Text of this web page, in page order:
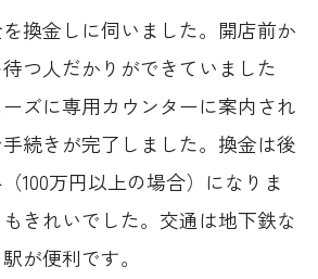
換金しに伺いました。開店前か
つ人だかりができていました
ズに専用カウンターに案内され
続きが完了しました。換金は後
100万円以上の場合）になりま
きれいでした。交通は地下鉄な
が便利です。